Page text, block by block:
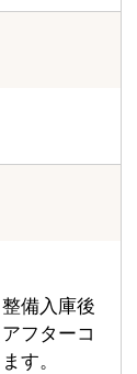
備入庫後
フターコ
す。